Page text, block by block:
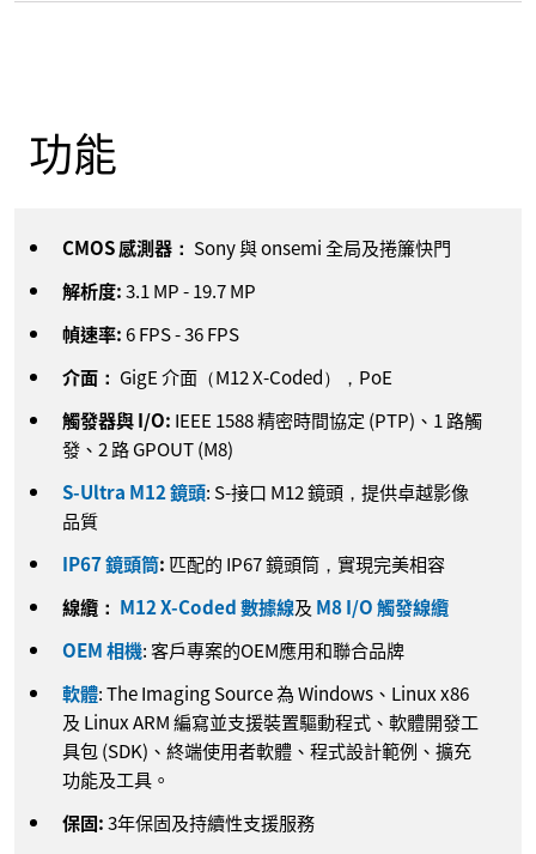
功能
CMOS 感測器： Sony 與 onsemi 全局及捲簾快門
解析度:3.1 MP-19.7MP
幀速率:6FPS-36FPS
介面： GigE 介面（M12 X-Coded），PoE
觸發器與 I/O: IEEE 1588 精密時間協定 (PTP)、1 路觸
發、2 路 GPOUT (M8)
S-Ultra M12 鏡頭: S-接口 M12 鏡頭，提供卓越影像
品質
IP67 鏡頭筒: 匹配的 IP67 鏡頭筒，實現完美相容
線纜： M12 X-Coded 數據線及 M8 I/O 觸發線纜
OEM 相機: 客戶專案的OEM應用和聯合品牌
軟體: The Imaging Source 為 Windows、Linux x86
及 Linux ARM 編寫並支援裝置驅動程式、軟體開發工
具包 (SDK)、終端使用者軟體、程式設計範例、擴充
功能及工具。
保固:3年保固及持續性支援服務